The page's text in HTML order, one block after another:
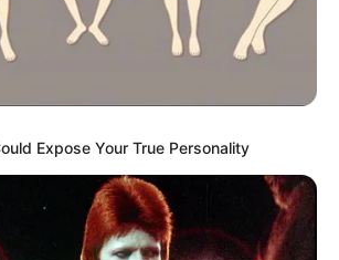
Expose Your True Personality